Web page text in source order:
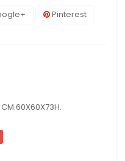
Pinterest
CM.60X60X73H.